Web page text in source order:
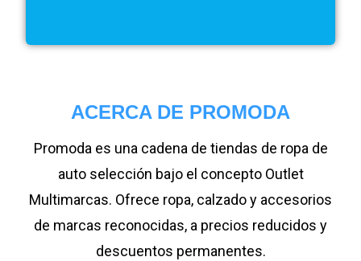
ACERCA DE PROMODA
Promoda es una cadena de tiendas de ropa de
auto selección bajo el concepto Outlet
Multimarcas. Ofrece ropa, calzado y accesorios
de marcas reconocidas, a precios reducidos y
descuentos permanentes.